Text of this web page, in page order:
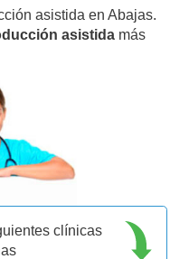
asistida en Abajas.
asistida más
clínicas